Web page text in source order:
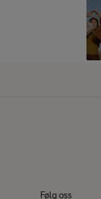
Følg oss